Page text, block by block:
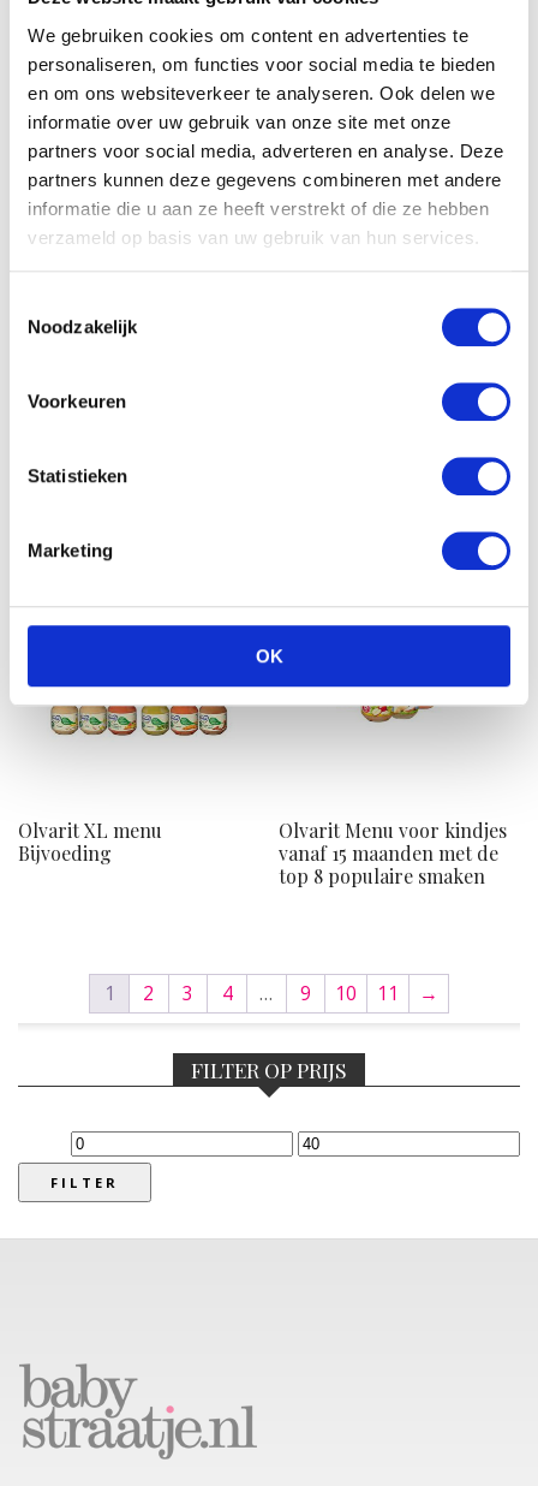
We gebruiken cookies om content en advertenties te
personaliseren, om functies voor social media te bieden
en om ons websiteverkeer te analyseren. Ook delen we
informatie over uw gebruik van onze site met onze
partners voor social media, adverteren en analyse. Deze
partners kunnen deze gegevens combineren met andere
informatie die u aan ze heeft verstrekt of die ze hebben
verzameld op basis van uw gebruik van hun services.
Noodzakelijk
Voorkeuren
Statistieken
Marketing
OK
wortel, bloemkool en rijst
(6-pack)
peer, druif, sinaasappel en
banaan (6-pack)
& aardappels (5-pack)
Olvarit XL menu
Bijvoeding
Olvarit Menu voor kindjes
vanaf 15 maanden met de
top 8 populaire smaken
1 2 3 4 … 9 10 11 →
FILTER OP PRIJS
FILTER